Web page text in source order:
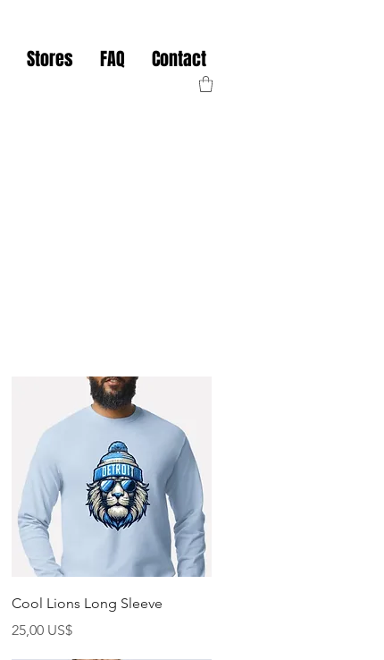
Stores FAQ Contact
Vista rápida
Cool Lions Long Sleeve
Precio
25,00 US$